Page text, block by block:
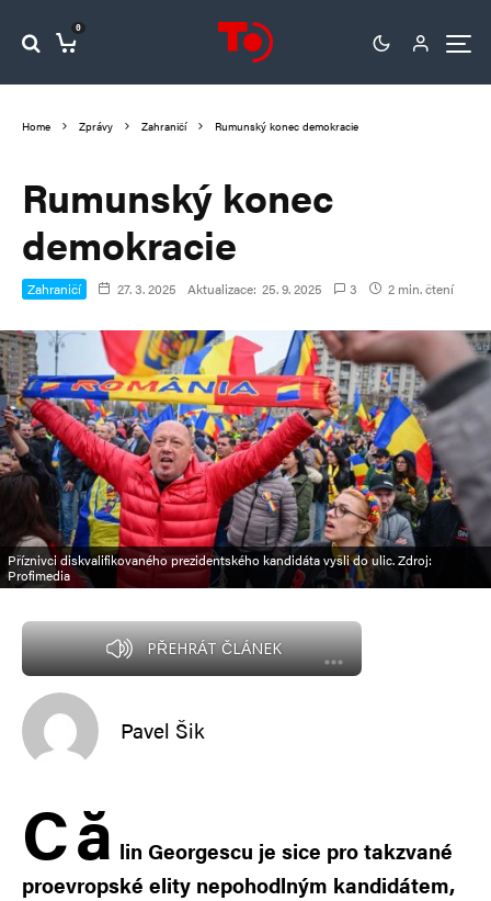
0
Home Zprávy Zahraničí Rumunský konec demokracie
Rumunský konec
demokracie
Zahraničí 27. 3. 2025 Aktualizace: 25. 9. 2025 3 2 min. čtení
Příznivci diskvalifikovaného prezidentského kandidáta vyšli do ulic. Zdroj:
Profimedia
PŘEHRÁT ČLÁNEK
Pavel Šik
Că lin Georgescu je sice pro takzvané
proevropské elity nepohodlným kandidátem,